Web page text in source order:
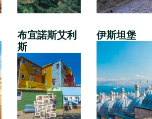
布宜諾斯艾利
斯
伊斯坦堡